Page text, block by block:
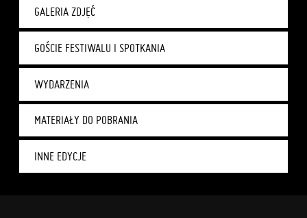
GALERIA ZDJĘĆ
GOŚCIE FESTIWALU I SPOTKANIA
WYDARZENIA
MATERIAŁY DO POBRANIA
INNE EDYCJE